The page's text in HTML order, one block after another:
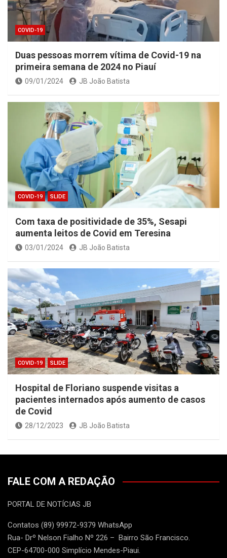
COVID-19
Duas pessoas morrem vítima de Covid-19 na
primeira semana de 2024 no Piauí
09/01/2024 JB João Batista
COVID-19 SLIDE
Com taxa de positividade de 35%, Sesapi
aumenta leitos de Covid em Teresina
03/01/2024 JB João Batista
COVID-19 SLIDE
Hospital de Floriano suspende visitas a
pacientes internados após aumento de casos
de Covid
28/12/2023 JB João Batista
FALE COM A REDAÇÃO
PORTAL DE NOTÍCIAS JB
Contatos (89) 99972-9379 WhatsApp
Rua- Drº Nelson Fialho Nº 226 – Bairro São Francisco.
CEP-64700-000 Simplício Mendes-Piaui.